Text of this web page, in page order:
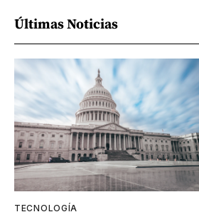
Últimas Noticias
TECNOLOGÍA